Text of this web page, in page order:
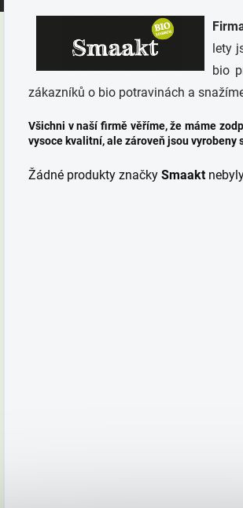
lety
bio
zákazníků o bio potravinách a
Všichni v naší firmě věříme, že máme
vysoce kvalitní, ale zároveň jsou vyrobeny
Žádné produkty značky Smaakt